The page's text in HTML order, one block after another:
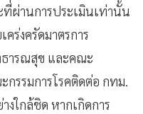
ผ่านการประเมินเท่านั้น
ร่งครัดมาตรการ
ธารณสุข และคณะ
กรรมการโรคติดต่อ กทม.
งใกล้ชิด หากเกิดการ